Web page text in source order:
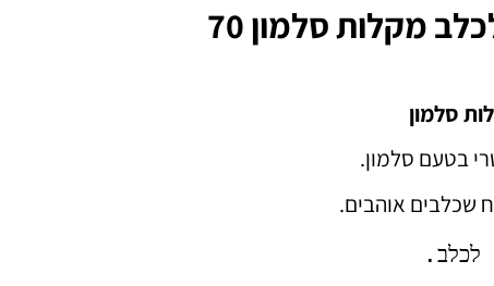
פראמה חטיף לכלב מקלות סלמון 70
סלמון
בטעם סלמון.
שכלבים אוהבים.
לכלב.